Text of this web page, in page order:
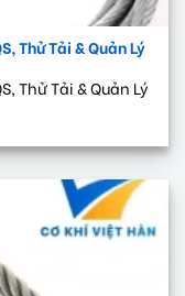
Thử Tải & Quản Lý
Thử Tải & Quản Lý